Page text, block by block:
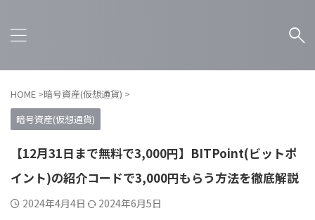
HOME >暗号資産(仮想通貨) >
暗号資産(仮想通貨)
【12月31日まで無料で3,000円】BITPoint(ビットポ
イント)の紹介コードで3,000円もらう方法を徹底解説
2024年4月4日 2024年6月5日